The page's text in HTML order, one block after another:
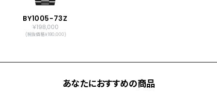
BY1005-73Z
￥198,000
(税抜価格￥180,000)
あなたにおすすめの商品